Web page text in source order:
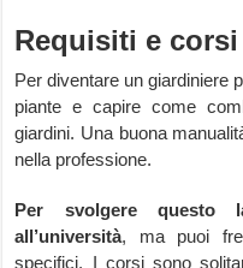
Requisiti e corsi
Per diventare un giardiniere
piante e capire come
giardini. Una buona
nella professione.
Per svolgere questo
all’università, ma puoi
specifici. I corsi sono